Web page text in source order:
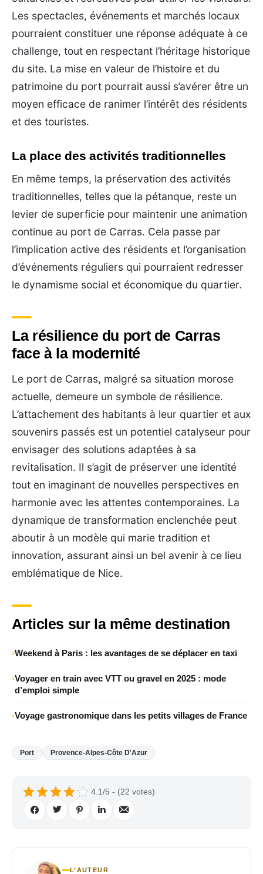
Les spectacles, événements et marchés locaux
pourraient constituer une réponse adéquate à ce
challenge, tout en respectant l’héritage historique
du site. La mise en valeur de l’histoire et du
patrimoine du port pourrait aussi s’avérer être un
moyen efficace de ranimer l’intérêt des résidents
et des touristes.
La place des activités traditionnelles
En même temps, la préservation des activités
traditionnelles, telles que la pétanque, reste un
levier de superficie pour maintenir une animation
continue au port de Carras. Cela passe par
l’implication active des résidents et l’organisation
d’événements réguliers qui pourraient redresser
le dynamisme social et économique du quartier.
La résilience du port de Carras
face à la modernité
Le port de Carras, malgré sa situation morose
actuelle, demeure un symbole de résilience.
L’attachement des habitants à leur quartier et aux
souvenirs passés est un potentiel catalyseur pour
envisager des solutions adaptées à sa
revitalisation. Il s’agit de préserver une identité
tout en imaginant de nouvelles perspectives en
harmonie avec les attentes contemporaines. La
dynamique de transformation enclenchée peut
aboutir à un modèle qui marie tradition et
innovation, assurant ainsi un bel avenir à ce lieu
emblématique de Nice.
Articles sur la même destination
Weekend à Paris : les avantages de se déplacer en taxi
Voyager en train avec VTT ou gravel en 2025 : mode
d’emploi simple
Voyage gastronomique dans les petits villages de France
Port Provence-Alpes-Côte D'Azur
4.1/5 - (22 votes)
L’AUTEUR